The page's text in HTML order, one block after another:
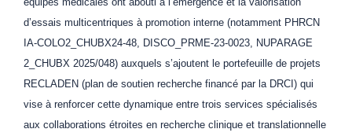
d’essais multicentriques à promotion interne (notamment PHRCN
IA-COLO2_CHUBX24-48, DISCO_PRME-23-0023, NUPARAGE
2_CHUBX 2025/048) auxquels s’ajoutent le portefeuille de projets
RECLADEN (plan de soutien recherche financé par la DRCI) qui
vise à renforcer cette dynamique entre trois services spécialisés
aux collaborations étroites en recherche clinique et translationnelle